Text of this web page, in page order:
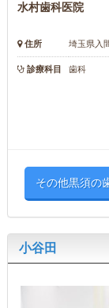
水村歯科医院
住所 埼玉県入
診療科目 歯科
その他黒須の
小谷田